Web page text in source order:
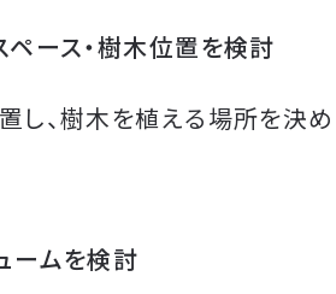
ース・樹木位置を検討
し、樹木を植える場所を決
ームを検討